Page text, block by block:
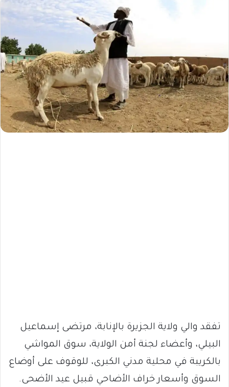
تفقد والي ولاية الجزيرة بالإنابة، مرتضى إسماعيل
البيلي، وأعضاء لجنة أمن الولاية، سوق المواشي
بالكريبة في محلية مدني الكبرى، للوقوف على أوضاع
السوق وأسعار خراف الأضاحي قبيل عيد الأضحى.